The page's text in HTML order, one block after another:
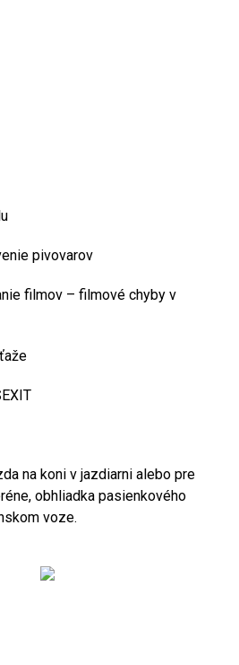
pivovarov
filmov – filmové chyby v
na koni v jazdiarni alebo pre
obhliadka pasienkového
voze.